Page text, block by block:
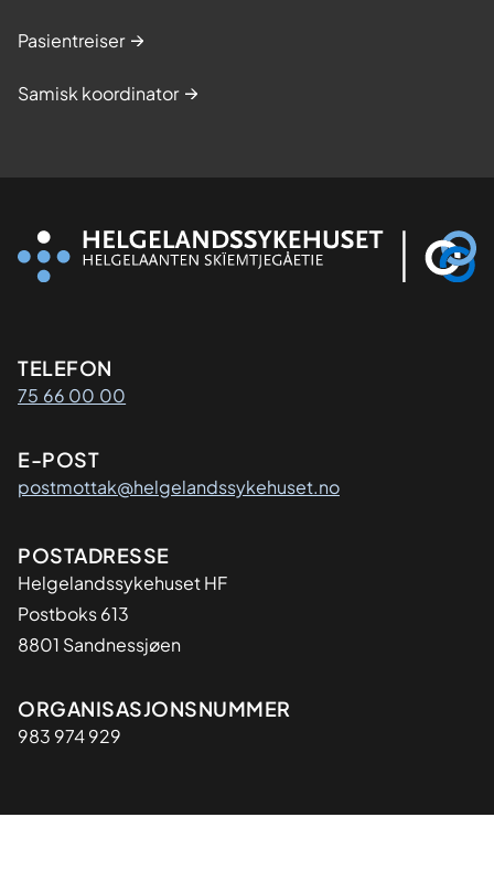
Pasientreiser
Samisk koordinator
Kontaktinformasjon
TELEFON
75 66 00 00
E-POST
postmottak@helgelandssykehuset.no
Adresse
POSTADRESSE
Helgelandssykehuset HF
Postboks 613
8801 Sandnessjøen
Organisasjon
ORGANISASJONSNUMMER
983 974 929